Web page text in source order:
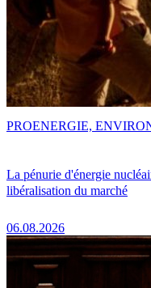
La pénurie d'énergie
libéralisation du marché
06.08.2026
PROENERGIE,